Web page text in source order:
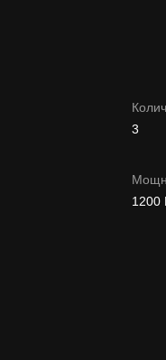
3
1200